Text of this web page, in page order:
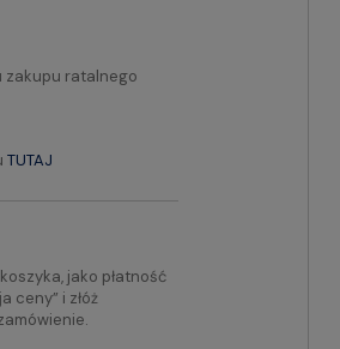
zakupu ratalnego
TUTAJ
jako płatność
ceny” i złóż